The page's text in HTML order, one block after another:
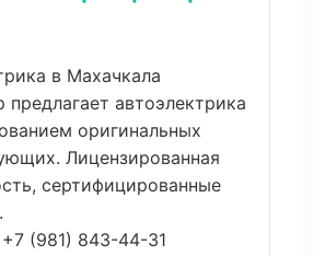
в Махачкала
предлагает автоэлектрика
оригинальных
Лицензированная
сертифицированные
+7 (981) 843-44-31